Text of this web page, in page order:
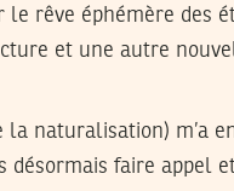
le rêve éphémère des
et une autre
naturalisation) m’a
désormais faire appel